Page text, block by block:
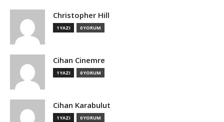
Christopher Hill
1 YAZI 0 YORUM
Cihan Cinemre
1 YAZI 0 YORUM
Cihan Karabulut
1 YAZI 0 YORUM